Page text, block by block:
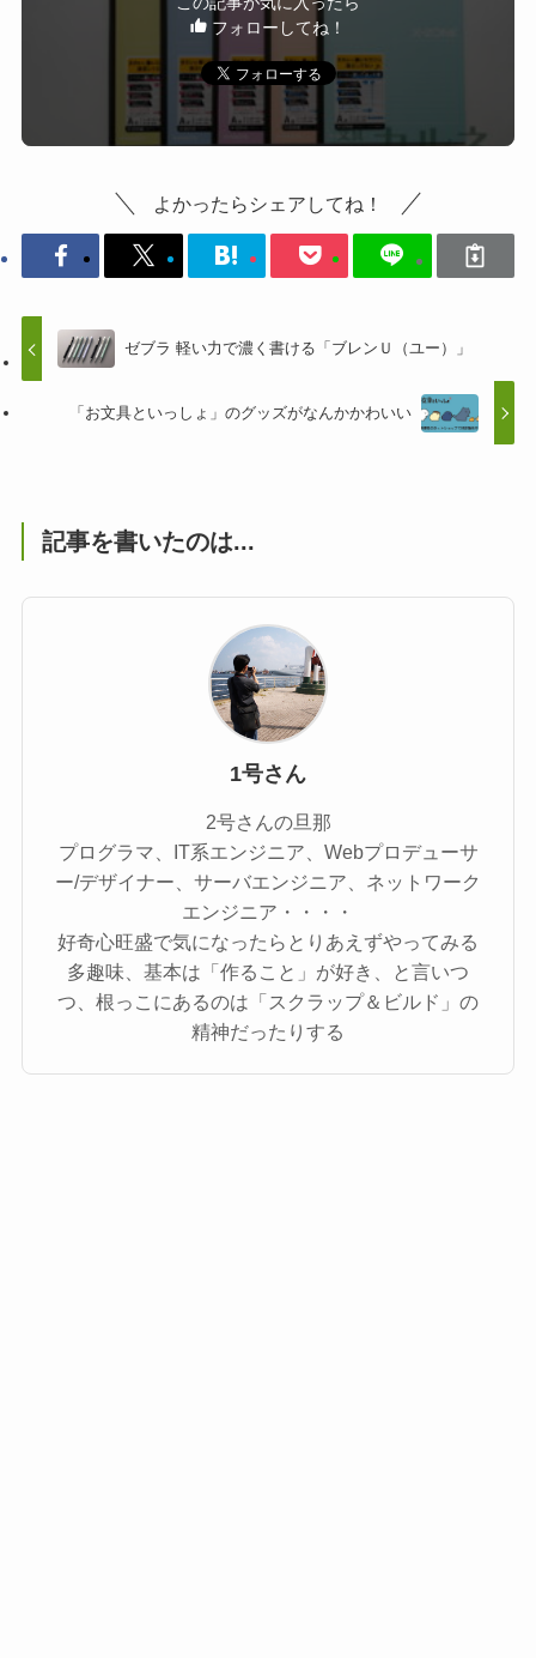
フォローしてね！
よかったらシェアしてね！
ゼブラ 軽い力で濃く書ける「ブレンＵ（ユー）」
「お文具といっしょ」のグッズがなんかかわいい
記事を書いたのは...
1号さん
2号さんの旦那
プログラマ、IT系エンジニア、Webプロデューサ
ー/デザイナー、サーバエンジニア、ネットワーク
エンジニア・・・・
好奇心旺盛で気になったらとりあえずやってみる
多趣味、基本は「作ること」が好き、と言いつ
つ、根っこにあるのは「スクラップ＆ビルド」の
精神だったりする